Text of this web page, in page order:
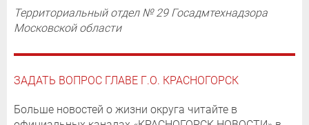
Территориальный отдел № 29 Госадмтехнадзора
Московской области
ЗАДАТЬ ВОПРОС ГЛАВЕ Г.О. КРАСНОГОРСК
Больше новостей о жизни округа читайте в